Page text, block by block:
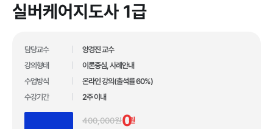
업계 유일 교육 브랜드 대상 3관왕 수상
합격자 수 1위 국민교육복지센터
10년간 아무도 깨지 못한 기록!
압도적인 합격자 수 1,110,211건 입니다.
*자사 사이트 내 합격후기 글 수 기준
실버케어지도사 1급
담당교수
양경진 교수
강의형태
이론중심, 사례안내
수업방식
온라인 강의(출석률 60%)
수강기간
2주 이내
400,000원0원